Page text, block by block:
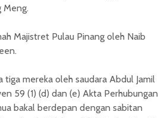
Meng.
Majistret Pulau Pinang oleh Naib
mereka oleh saudara Abdul Jamil
59 (1) (d) dan (e) Akta Perhubungan
bakal berdepan dengan sabitan